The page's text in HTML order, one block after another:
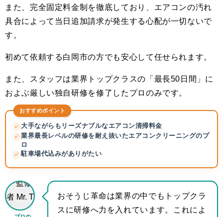
また、完全固定料金制を徹底しており、エアコンの汚れ
具合によって当日追加請求が発生する心配が一切ないで
す。
初めて依頼する白岡市の方でも安心して任せられます。
また、スタッフは業界トップクラスの「最長50日間」に
およぶ厳しい独自研修を修了したプロのみです。
おすすめポイント
✓ 大手ながらもリーズナブルなエアコン清掃料金
✓ 業界最長レベルの研修を耐え抜いたエアコンクリーニングのプ
ロ
✓ 駐車場代込みがありがたい
おそうじ革命は業界の中でもトップクラ
スに研修へ力を入れています。これによ